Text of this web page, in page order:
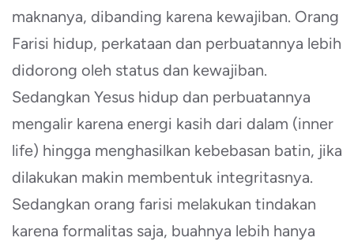
maknanya, dibanding karena kewajiban. Orang
Farisi hidup, perkataan dan perbuatannya lebih
didorong oleh status dan kewajiban.
Sedangkan Yesus hidup dan perbuatannya
mengalir karena energi kasih dari dalam (inner
life) hingga menghasilkan kebebasan batin, jika
dilakukan makin membentuk integritasnya.
Sedangkan orang farisi melakukan tindakan
karena formalitas saja, buahnya lebih hanya